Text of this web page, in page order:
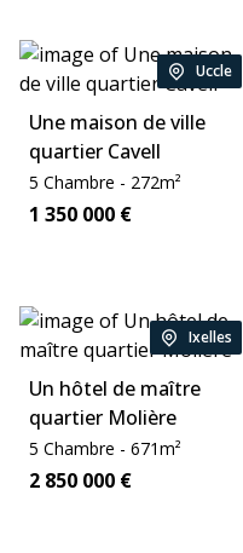
Location:
Uccle
Une maison de ville
quartier Cavell
Chambre:
5 Chambre - Zone:
272m²
Price:
1 350 000 €
Location:
Ixelles
Un hôtel de maître
quartier Molière
Chambre:
5 Chambre - Zone:
671m²
Price:
2 850 000 €